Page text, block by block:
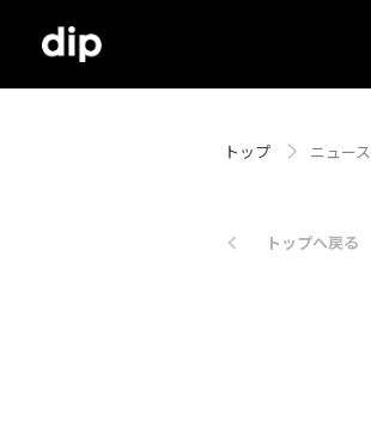
トップ ニュース
トップへ戻る